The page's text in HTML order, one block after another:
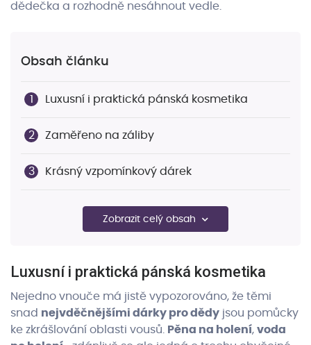
dědečka a rozhodně nesáhnout vedle.
Obsah článku
Luxusní i praktická pánská kosmetika
Zaměřeno na záliby
Krásný vzpomínkový dárek
Pro elegantní lvy salónů
Zobrazit celý obsah
Luxusní i praktická pánská kosmetika
Nejedno vnouče má jistě vypozorováno, že těmi
snad nejvděčnějšími dárky pro dědy jsou pomůcky
ke zkrášlování oblasti vousů.
Pěna na holení, voda